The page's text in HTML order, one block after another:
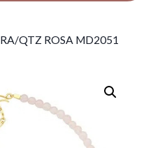
QTZ ROSA MD2051